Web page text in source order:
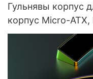
Гульнявы корпус
корпус Micro-